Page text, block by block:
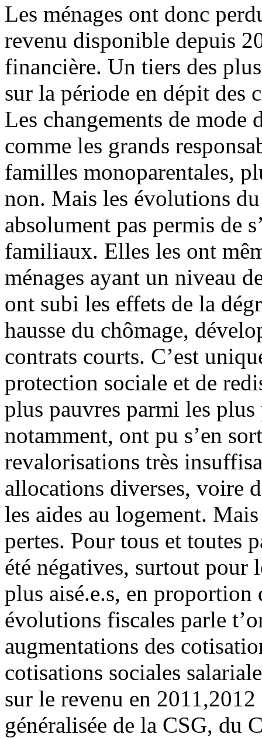
Les ménages ont donc
revenu disponible depuis
financière. Un tiers des
sur la période en dépit des
Les changements de
comme les grands
familles monoparentales,
non. Mais les évolutions
absolument pas permis de
familiaux. Elles les ont
ménages ayant un niveau
ont subi les effets de la
hausse du chômage,
contrats courts. C’est
protection sociale et de
plus pauvres parmi les
notamment, ont pu s’en
revalorisations très
allocations diverses, voire
les aides au logement.
pertes. Pour tous et toutes
été négatives, surtout pour
plus aisé.e.s, en proportion
évolutions fiscales parle
augmentations des
cotisations sociales
sur le revenu en
généralisée de la CSG, du